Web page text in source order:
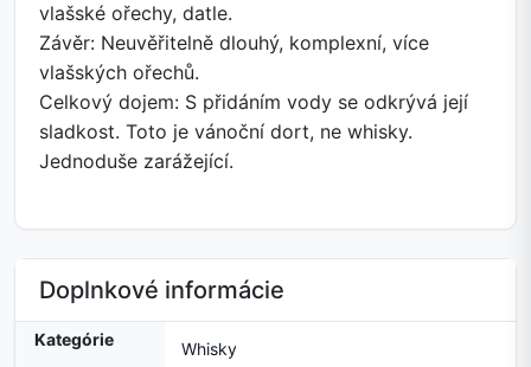
vlašské ořechy, datle.
Závěr: Neuvěřitelně dlouhý, komplexní, více
vlašských ořechů.
Celkový dojem: S přidáním vody se odkrývá její
sladkost. Toto je vánoční dort, ne whisky.
Jednoduše zarážející.
Doplnkové informácie
Kategórie Whisky